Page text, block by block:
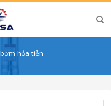
bơm hỏa tiễn